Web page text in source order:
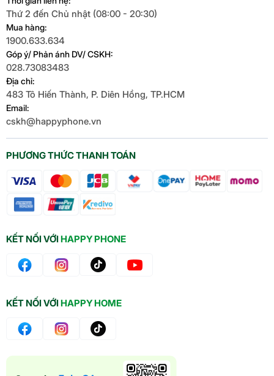
PHƯƠNG THỨC THANH TOÁN
KẾT NỐI VỚIHAPPY PHONE
Thứ 2 đến Chủ nhật (08:00 - 20:30)
Mua hàng:
1900.633.634
Góp ý/ Phản ánh DV/ CSKH:
028.73083483
Địa chỉ:
483 Tô Hiến Thành, P. Diên Hồng, TP.HCM
Email:
cskh@happyphone.vn
KẾT NỐI VỚIHAPPY HOME